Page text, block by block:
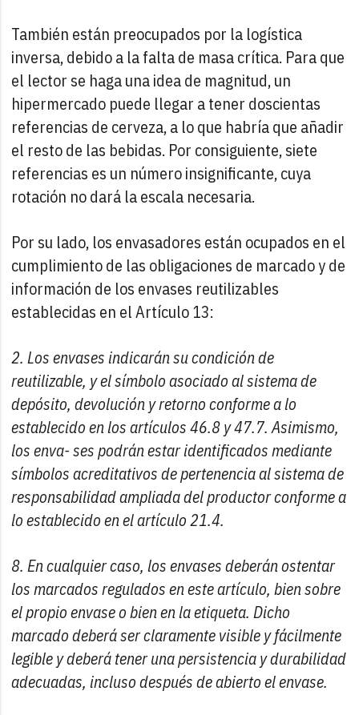
También están preocupados por la logística
inversa, debido a la falta de masa crítica. Para que
el lector se haga una idea de magnitud, un
hipermercado puede llegar a tener doscientas
referencias de cerveza, a lo que habría que añadir
el resto de las bebidas. Por consiguiente, siete
referencias es un número insignificante, cuya
rotación no dará la escala necesaria.
Por su lado, los envasadores están ocupados en el
cumplimiento de las obligaciones de marcado y de
información de los envases reutilizables
establecidas en el Artículo 13:
2. Los envases indicarán su condición de
reutilizable, y el símbolo asociado al sistema de
depósito, devolución y retorno conforme a lo
establecido en los artículos 46.8 y 47.7. Asimismo,
los enva- ses podrán estar identificados mediante
símbolos acreditativos de pertenencia al sistema de
responsabilidad ampliada del productor conforme a
lo establecido en el artículo 21.4.
8. En cualquier caso, los envases deberán ostentar
los marcados regulados en este artículo, bien sobre
el propio envase o bien en la etiqueta. Dicho
marcado deberá ser claramente visible y fácilmente
legible y deberá tener una persistencia y durabilidad
adecuadas, incluso después de abierto el envase.